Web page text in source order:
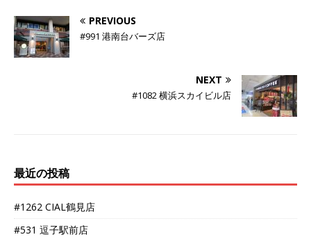
PREVIOUS
#991 港南台バーズ店
NEXT
#1082 横浜スカイビル店
最近の投稿
#1262 CIAL鶴見店
#531 逗子駅前店